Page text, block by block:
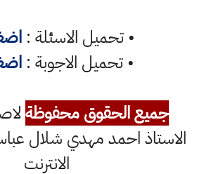
• تحميل الاسئلة :
• تحميل الاجوبة :
جميع الحقوق محفوظة
الاستاذ احمد مهدي شلال
الانترنت